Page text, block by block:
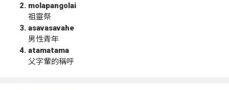
molapangolai
祖靈祭
asavasavahe
男性青年
atamatama
父字輩的稱呼